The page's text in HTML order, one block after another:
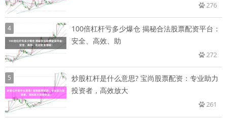
276
4
100倍杠杆亏多少爆仓 揭秘合法股票配资平台：
安全、高效、助
272
5
炒股杠杆是什么意思? 宝尚股票配资：专业助力
投资者，高效放大
261